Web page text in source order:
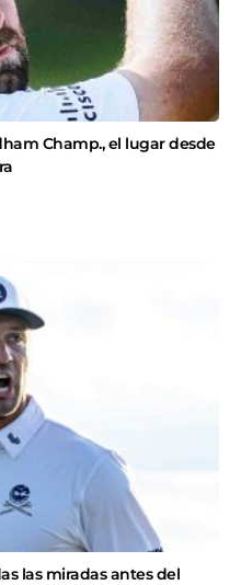
Champ., el lugar desde
las miradas antes del